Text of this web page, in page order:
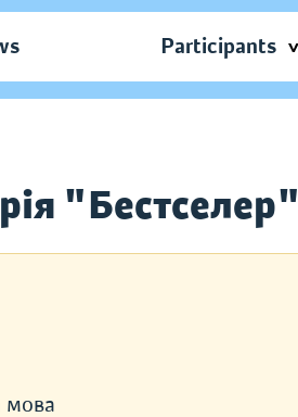
Participants
"Бестселер"
мова